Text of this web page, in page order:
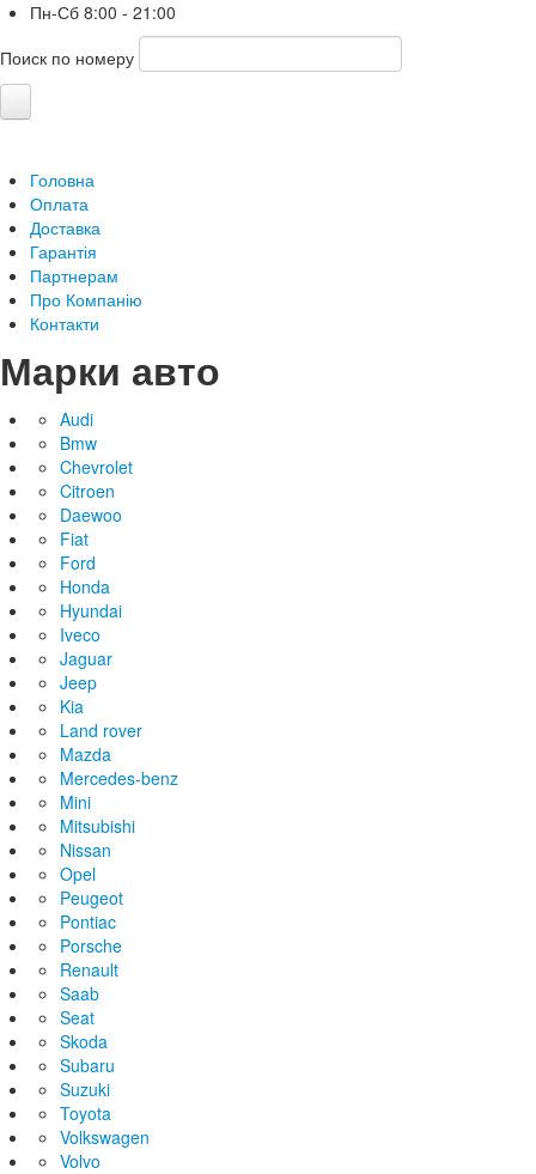
Пн-Сб 8:00 - 21:00
Поиск по номеру
Головна
Оплата
Доставка
Гарантія
Партнерам
Про Компанію
Контакти
Марки авто
Audi
Bmw
Chevrolet
Citroen
Daewoo
Fiat
Ford
Honda
Hyundai
Iveco
Jaguar
Jeep
Kia
Land rover
Mazda
Mercedes-benz
Mini
Mitsubishi
Nissan
Opel
Peugeot
Pontiac
Porsche
Renault
Saab
Seat
Skoda
Subaru
Suzuki
Toyota
Volkswagen
Volvo